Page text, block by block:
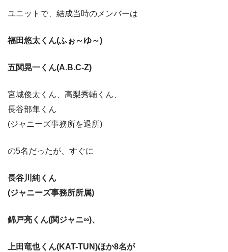
ユニットで、結成当時のメンバーは
福田悠太くん(ふぉ～ゆ～)
五関晃一くん(A.B.C-Z)
宮城俊太くん、高梨秀輔くん、
長谷部隼くん
(ジャニーズ事務所を退所)
の5名だったが、すぐに
長谷川純くん
(ジャニーズ事務所所属)
錦戸亮くん(関ジャニ∞)、
上田竜也くん(KAT-TUN)ほか8名が